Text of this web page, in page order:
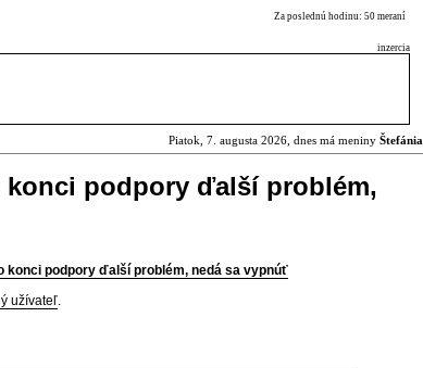
Za poslednú hodinu: 50 meraní
inzercia
Piatok, 7. augusta 2026, dnes má meniny Štefánia
konci podpory ďalší problém,
konci podpory ďalší problém, nedá sa vypnúť
užívateľ.